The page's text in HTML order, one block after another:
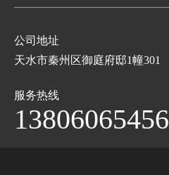
公司地址
天水市秦州区御庭府邸1幢301
服务热线
13806065456